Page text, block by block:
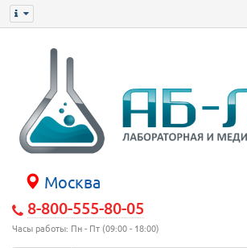
Москва
8-800-555-80-05
Часы работы: Пн - Пт (09:00 - 18:00)